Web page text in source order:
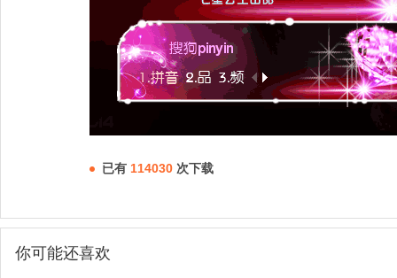
已有 114030 次下载
你可能还喜欢